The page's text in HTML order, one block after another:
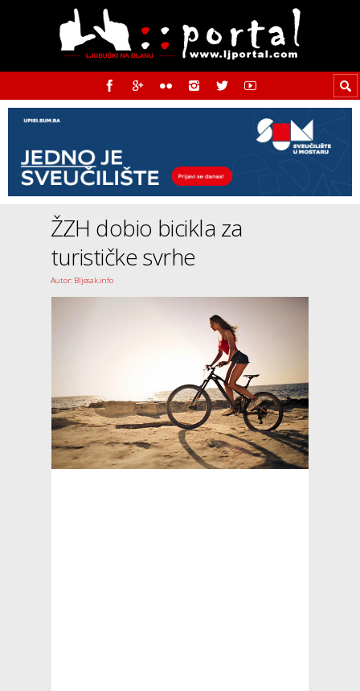
ŽZH dobio bicikla za
turističke svrhe
Autor: Bljesak.info